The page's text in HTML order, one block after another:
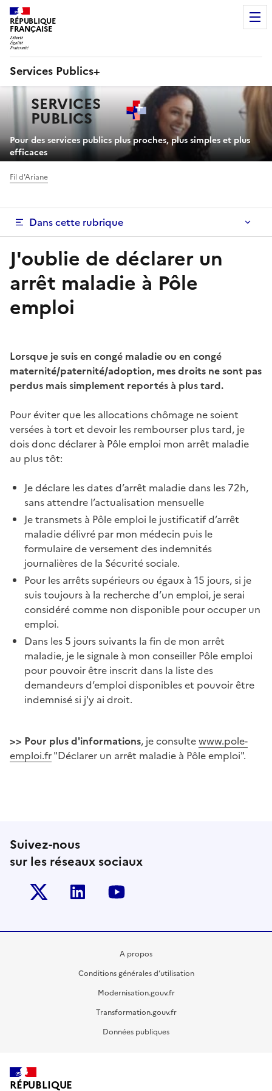
RÉPUBLIQUE
FRANÇAISE
Services Publics+
principaleSERVICES
PUBLICS+
Pour des services publics plus proches, plus simples et plus
efficaces
Fil d'Ariane
Dans cette rubrique
J'oublie de déclarer un
arrêt maladie à Pôle
emploi
Lorsque je suis en congé maladie ou en congé
maternité/paternité/adoption, mes droits ne sont pas
perdus mais simplement reportés à plus tard.
Pour éviter que les allocations chômage ne soient
versées à tort et devoir les rembourser plus tard, je
dois donc déclarer à Pôle emploi mon arrêt maladie
au plus tôt:
Je déclare les dates d’arrêt maladie dans les 72h,
sans attendre l’actualisation mensuelle
Je transmets à Pôle emploi le justificatif d’arrêt
maladie délivré par mon médecin puis le
formulaire de versement des indemnités
journalières de la Sécurité sociale.
Pour les arrêts supérieurs ou égaux à 15 jours, si je
suis toujours à la recherche d’un emploi, je serai
considéré comme non disponible pour occuper un
emploi.
Dans les 5 jours suivants la fin de mon arrêt
maladie, je le signale à mon conseiller Pôle emploi
pour pouvoir être inscrit dans la liste des
demandeurs d’emploi disponibles et pouvoir être
indemnisé si j'y ai droit.
>> Pour plus d'informations, je consultewww.pole-
emploi.fr"Déclarer un arrêt maladie à Pôle emploi".
Suivez-nous
sur les réseaux sociaux
Twitter-x Linkedin
A propos
Conditions générales d’utilisation
Modernisation.gouv.fr
Transformation.gouv.fr
Données publiques
RÉPUBLIQUE